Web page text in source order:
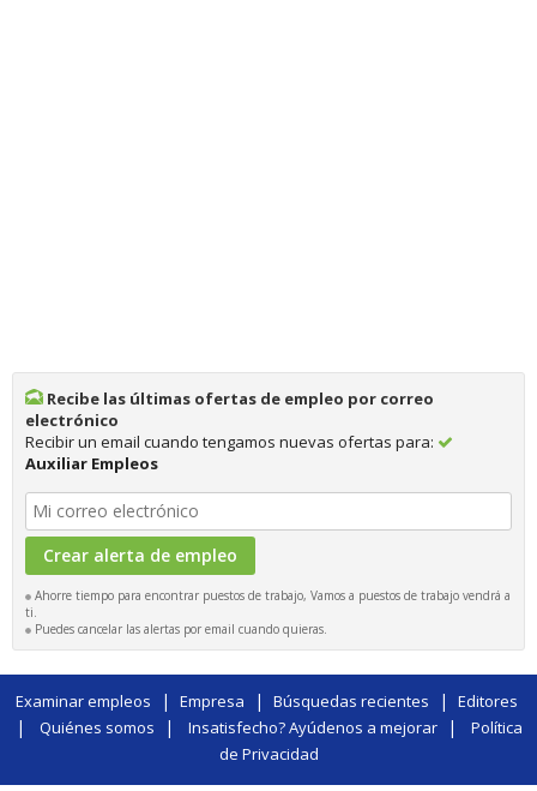
Recibe las últimas ofertas de empleo por correo
electrónico
Recibir un email cuando tengamos nuevas ofertas para:
Auxiliar Empleos
Ahorre tiempo para encontrar puestos de trabajo, Vamos a puestos de trabajo vendrá a
ti.
Puedes cancelar las alertas por email cuando quieras.
Examinar empleos | Empresa | Búsquedas recientes | Editores
| Quiénes somos | Insatisfecho? Ayúdenos a mejorar|
Política
de Privacidad